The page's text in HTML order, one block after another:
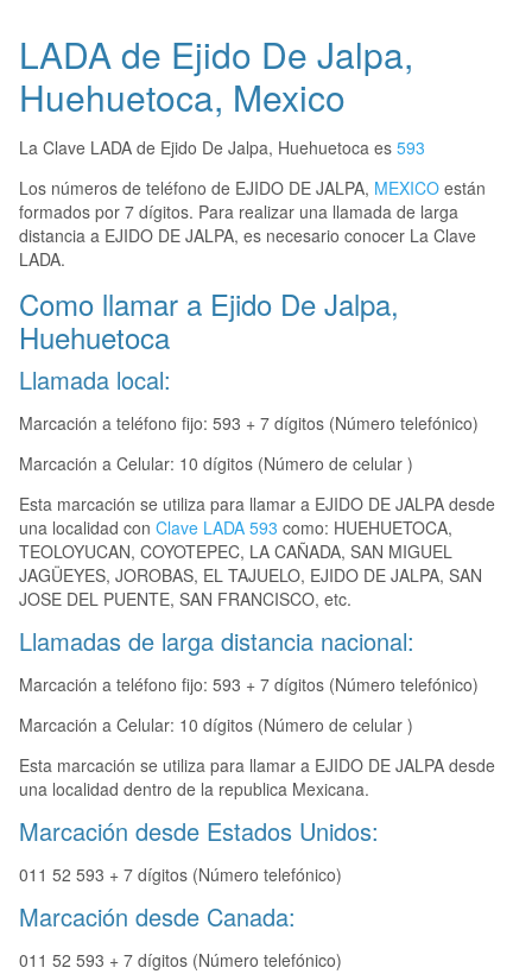
LADA de Ejido De Jalpa,
Huehuetoca, Mexico
La Clave LADA de Ejido De Jalpa, Huehuetoca es 593
Los números de teléfono de EJIDO DE JALPA, MEXICO están
formados por 7 dígitos. Para realizar una llamada de larga
distancia a EJIDO DE JALPA, es necesario conocer La Clave
LADA.
Como llamar a Ejido De Jalpa,
Huehuetoca
Llamada local:
Marcación a teléfono fijo: 593 + 7 dígitos (Número telefónico)
Marcación a Celular: 10 dígitos (Número de celular )
Esta marcación se utiliza para llamar a EJIDO DE JALPA desde
una localidad con Clave LADA 593 como: HUEHUETOCA,
TEOLOYUCAN, COYOTEPEC, LA CAÑADA, SAN MIGUEL
JAGÜEYES, JOROBAS, EL TAJUELO, EJIDO DE JALPA, SAN
JOSE DEL PUENTE, SAN FRANCISCO, etc.
Llamadas de larga distancia nacional:
Marcación a teléfono fijo: 593 + 7 dígitos (Número telefónico)
Marcación a Celular: 10 dígitos (Número de celular )
Esta marcación se utiliza para llamar a EJIDO DE JALPA desde
una localidad dentro de la republica Mexicana.
Marcación desde Estados Unidos:
011 52 593 + 7 dígitos (Número telefónico)
Marcación desde Canada:
011 52 593 + 7 dígitos (Número telefónico)